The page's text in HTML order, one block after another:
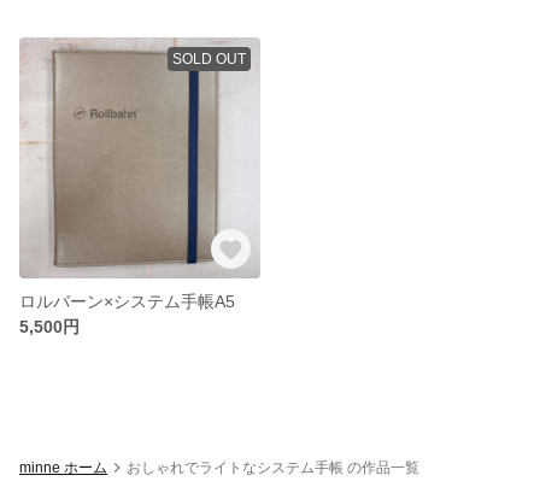
SOLD OUT
ロルバーン×システム手帳A5
5,500円
minne ホーム おしゃれでライトなシステム手帳 の作品一覧